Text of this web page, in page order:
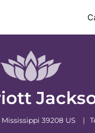
Mississippi 39208 US
Zasady działalności hotelu